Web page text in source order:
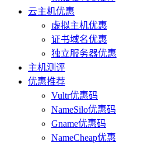
云主机优惠
虚拟主机优惠
证书域名优惠
独立服务器优惠
主机测评
优惠推荐
Vultr优惠码
NameSilo优惠码
Gname优惠码
NameCheap优惠